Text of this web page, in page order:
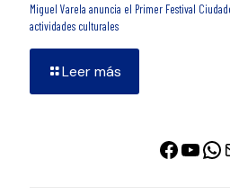
Miguel Varela anuncia el Primer Festival
actividades culturales
Leer más